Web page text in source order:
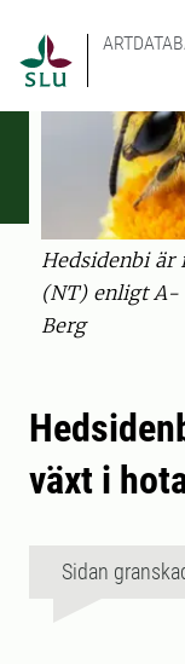
Hedsidenbi är
(NT) enligt A-
Berg
växt i
Sidan